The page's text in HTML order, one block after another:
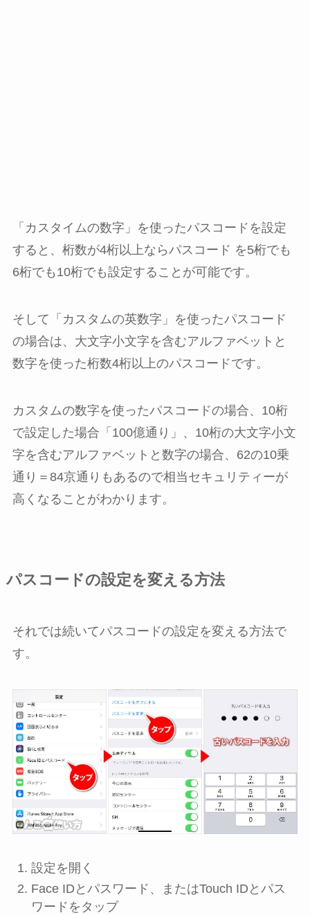
「カスタイムの数字」を使ったパスコードを設定
すると、桁数が4桁以上ならパスコード を5桁でも
6桁でも10桁でも設定することが可能です。
そして「カスタムの英数字」を使ったパスコード
の場合は、大文字小文字を含むアルファベットと
数字を使った桁数4桁以上のパスコードです。
カスタムの数字を使ったパスコードの場合、10桁
で設定した場合「100億通り」、10桁の大文字小文
字を含むアルファベットと数字の場合、62の10乗
通り＝84京通りもあるので相当セキュリティーが
高くなることがわかります。
パスコードの設定を変える方法
それでは続いてパスコードの設定を変える方法で
す。
設定 を開く
Face IDとパスワード 、またはTouch IDとパス
ワード をタップ